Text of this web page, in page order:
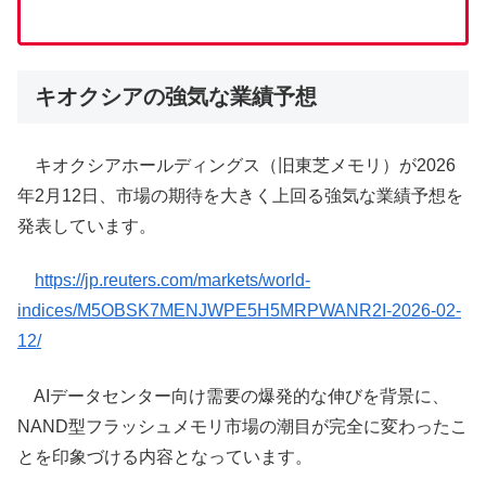
キオクシアの強気な業績予想
キオクシアホールディングス（旧東芝メモリ）が2026
年2月12日、市場の期待を大きく上回る強気な業績予想を
発表しています。
https://jp.reuters.com/markets/world-
indices/M5OBSK7MENJWPE5H5MRPWANR2I-2026-02-
12/
AIデータセンター向け需要の爆発的な伸びを背景に、
NAND型フラッシュメモリ市場の潮目が完全に変わったこ
とを印象づける内容となっています。